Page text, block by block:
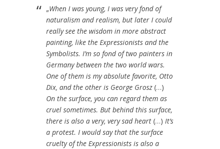
„When I was young, I was very fond of
naturalism and realism, but later I could
really see the wisdom in more abstract
painting, like the Expressionists and the
Symbolists. I’m so fond of two painters in
Germany between the two world wars.
One of them is my absolute favorite, Otto
Dix, and the other is George Grosz (…)
On the surface, you can regard them as
cruel sometimes. But behind this surface,
there is also a very, very sad heart (…) It’s
a protest. I would say that the surface
cruelty of the Expressionists is also a